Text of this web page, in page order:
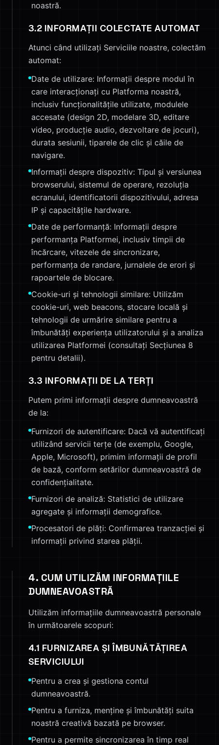
noastră.
3.2 INFORMAȚII COLECTATE AUTOMAT
Atunci când utilizați Serviciile noastre, colectăm
automat:
Date de utilizare: Informații despre modul în
care interacționați cu Platforma noastră,
inclusiv funcționalitățile utilizate, modulele
accesate (design 2D, modelare 3D, editare
video, producție audio, dezvoltare de jocuri),
durata sesiunii, tiparele de clic și căile de
navigare.
Informații despre dispozitiv: Tipul și versiunea
browserului, sistemul de operare, rezoluția
ecranului, identificatorii dispozitivului, adresa
IP și capacitățile hardware.
Date de performanță: Informații despre
performanța Platformei, inclusiv timpii de
încărcare, vitezele de sincronizare,
performanța de randare, jurnalele de erori și
rapoartele de blocare.
Cookie-uri și tehnologii similare: Utilizăm
cookie-uri, web beacons, stocare locală și
tehnologii de urmărire similare pentru a
îmbunătăți experiența utilizatorului și a analiza
utilizarea Platformei (consultați Secțiunea 8
pentru detalii).
3.3 INFORMAȚII DE LA TERȚI
Putem primi informații despre dumneavoastră
de la:
Furnizori de autentificare: Dacă vă autentificați
utilizând servicii terțe (de exemplu, Google,
Apple, Microsoft), primim informații de profil
de bază, conform setărilor dumneavoastră de
confidențialitate.
Furnizori de analiză: Statistici de utilizare
agregate și informații demografice.
Procesatori de plăți: Confirmarea tranzacției și
informații privind starea plății.
4. CUM UTILIZĂM INFORMAȚIILE
DUMNEAVOASTRĂ
Utilizăm informațiile dumneavoastră personale
în următoarele scopuri:
4.1 FURNIZAREA ȘI ÎMBUNĂTĂȚIREA
SERVICIULUI
Pentru a crea și gestiona contul
dumneavoastră.
Pentru a furniza, menține și îmbunătăți suita
noastră creativă bazată pe browser.
Pentru a permite sincronizarea în timp real